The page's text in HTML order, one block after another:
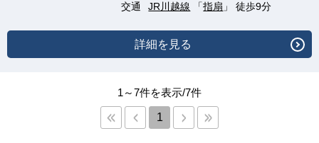
交通
JR川越線 「指扇 」 徒歩9分
詳細を見る
1～7件を表示/7件
1